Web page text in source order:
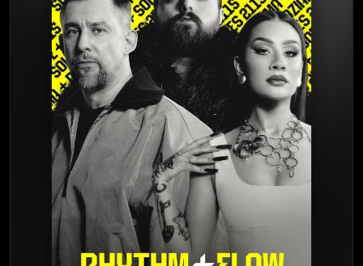
⭐️ 评分：8.0 | 🎬 2025年
📺 连载中
夸克网盘